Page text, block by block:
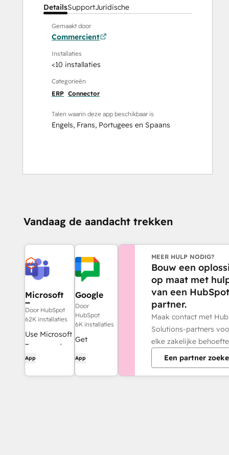
DetailsSupportJuridische
Gemaakt door
Commercient
Installaties
<10 installaties
Categorieën
ERP Connector
Talen waarin deze app beschikbaar is
Engels, Frans, Portugees en Spaans
Vandaag de aandacht trekken
Microsoft
Teams
Door HubSpot
62K installaties
Use Microsoft
Teams and
HubSpot for
App
Google
Chat
Door
HubSpot
6K installaties
Get
and
collaborate
App
MEER HULP NODIG?
Bouw een
op maat met
van een
partner.
Maak contact met
Solutions-partners
elke zakelijke
Een partner